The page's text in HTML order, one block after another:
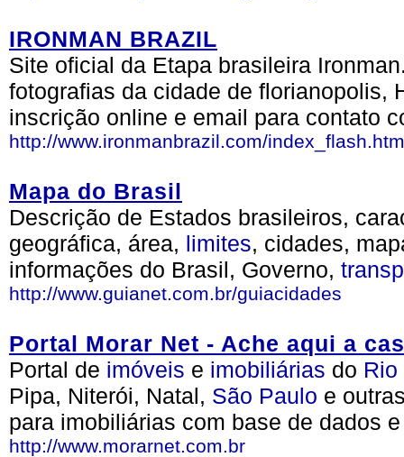
IRONMAN BRAZIL
Site oficial da Etapa brasileira
fotografias da cidade de florianopolis,
inscrição online e email para contato
http://www.ironmanbrazil.com/index_flash.htm
Mapa do Brasil
Descrição de Estados brasileiros,
geográfica, área, limites, cidades,
informações do Brasil, Governo,
http://www.guianet.com.br/guiacidades
Portal Morar Net - Ache aqui a
Portal de imóveis e imobiliárias do
Pipa, Niterói, Natal, São Paulo e
para imobiliárias com base de dados
http://www.morarnet.com.br